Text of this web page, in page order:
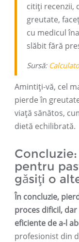
citiți recenzii,
greutate,
cu medicul
slăbit fără
Sursă:
Amintiți-vă, cel
pierde în
viață sănătos,
dietă echilibrată.
pentru
găsiți o
În concluzie,
proces dificil,
eficiente de a-l
profesionist din